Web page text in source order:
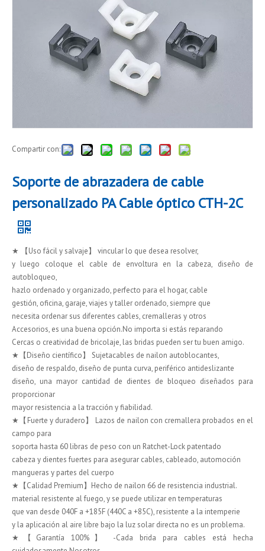
Compartir con:
Soporte de abrazadera de cable
personalizado PA Cable óptico CTH-2C
★ 【Uso fácil y salvaje】 vincular lo que desea resolver,
y luego coloque el cable de envoltura en la cabeza, diseño de
autobloqueo,
hazlo ordenado y organizado, perfecto para el hogar, cable
gestión, oficina, garaje, viajes y taller ordenado, siempre que
necesita ordenar sus diferentes cables, cremalleras y otros
Accesorios, es una buena opción.No importa si estás reparando
Cercas o creatividad de bricolaje, las bridas pueden ser tu buen amigo.
★【Diseño científico】 Sujetacables de nailon autoblocantes,
diseño de respaldo, diseño de punta curva, periférico antideslizante
diseño, una mayor cantidad de dientes de bloqueo diseñados para
proporcionar
mayor resistencia a la tracción y fiabilidad.
★【Fuerte y duradero】 Lazos de nailon con cremallera probados en el
campo para
soporta hasta 60 libras de peso con un Ratchet-Lock patentado
cabeza y dientes fuertes para asegurar cables, cableado, automoción
mangueras y partes del cuerpo
★【Calidad Premium】Hecho de nailon 66 de resistencia industrial.
material resistente al fuego, y se puede utilizar en temperaturas
que van desde 040F a +185F (440C a +85C), resistente a la intemperie
y la aplicación al aire libre bajo la luz solar directa no es un problema.
★【Garantía 100%】 -Cada brida para cables está hecha